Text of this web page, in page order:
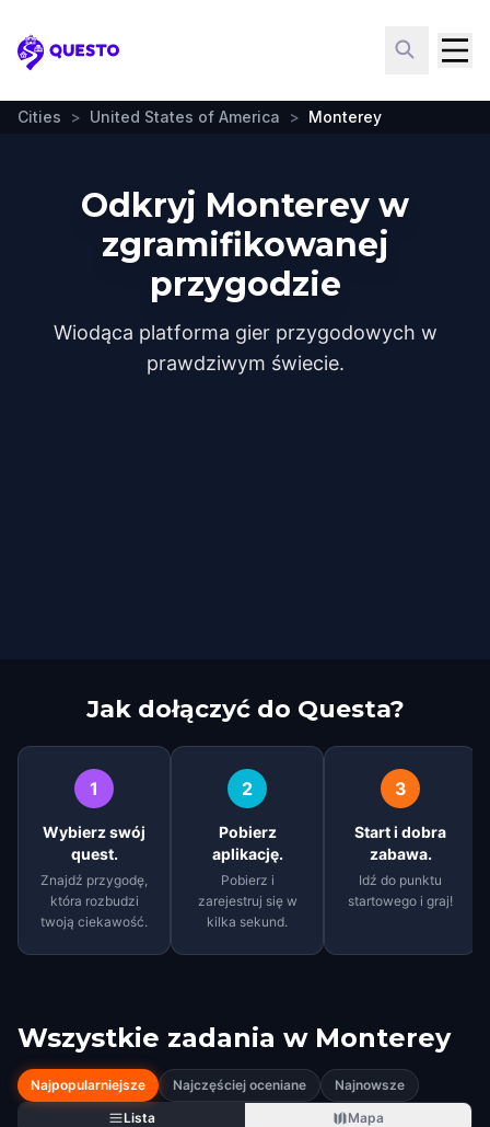
Questo
Cities > United States of America > Monterey
Odkryj Monterey w
zgramifikowanej
przygodzie
Wiodąca platforma gier przygodowych w
prawdziwym świecie.
Jak dołączyć do Questa?
1
Wybierz swój
quest.
Znajdź przygodę,
która rozbudzi
twoją ciekawość.
2
Pobierz
aplikację.
Pobierz i
zarejestruj się w
kilka sekund.
3
Start i dobra
zabawa.
Idź do punktu
startowego i graj!
Wszystkie zadania w Monterey
Najpopularniejsze Najczęściej oceniane
Najnowsze
Lista
Mapa